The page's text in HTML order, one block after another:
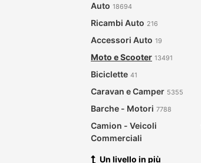
Auto 18694
Ricambi Auto 216
Accessori Auto 19
Moto e Scooter 13491
Biciclette 41
Caravan e Camper 5355
Barche - Motori 7788
Camion - Veicoli
Commerciali
Un livello in più